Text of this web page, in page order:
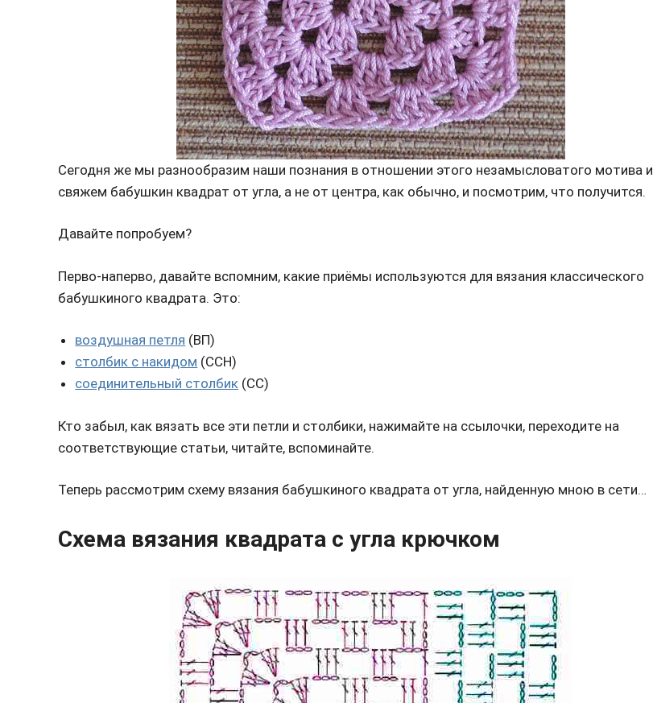
Сегодня же мы разнообразим наши познания в отношении этого незамысловатого мотива и
свяжем бабушкин квадрат от угла, а не от центра, как обычно, и посмотрим, что получится.
Давайте попробуем?
Перво-наперво, давайте вспомним, какие приёмы используются для вязания классического
бабушкиного квадрата. Это:
воздушная петля (ВП)
столбик с накидом (ССН)
соединительный столбик (СС)
Кто забыл, как вязать все эти петли и столбики, нажимайте на ссылочки, переходите на
соответствующие статьи, читайте, вспоминайте.
Теперь рассмотрим схему вязания бабушкиного квадрата от угла, найденную мною в сети…
Схема вязания квадрата с угла крючком